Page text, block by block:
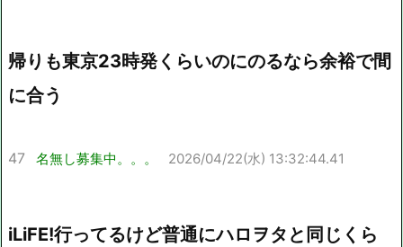
帰りも東京23時発くらいのにのるなら余裕で間
に合う
47 名無し募集中。。。 2026/04/22(水) 13:32:44.41
iLiFE!行ってるけど普通にハロヲタと同じくら